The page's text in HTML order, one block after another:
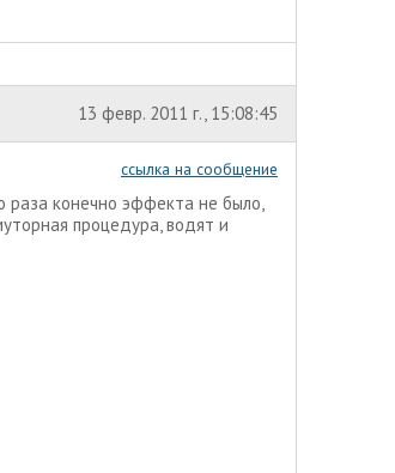
13 февр. 2011 г., 15:08:45
ссылка на сообщение
раза конечно эффекта не было,
процедура, водят и